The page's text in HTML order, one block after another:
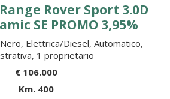
Rover Sport 3.0D
SE PROMO 3,95%
Elettrica/Diesel, Automatico,
1 proprietario
€ 106.000
Km. 400